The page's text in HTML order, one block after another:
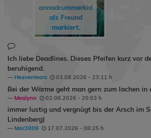
Ich liebe Deadlines. Dieses Pfeifen kurz vor
beruhigend.
Heaventears 03.08.2026 - 23:11 h
Bei der Wärme geht man gern zum lachen in
Mealynn 02.08.2026 - 20:03 h
immer lustig und vergnügt bis der Arsch im
Lindenberg)
Mac3009 17.07.2026 - 08:25 h